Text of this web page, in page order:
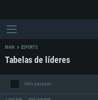
MAIN ESPORTS
Tabelas de líderes
Mês passado